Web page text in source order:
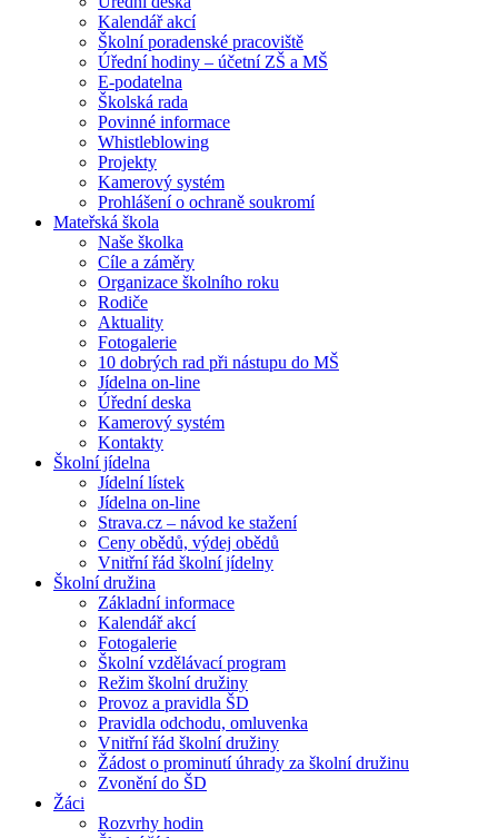
Kalendář akcí
Školní poradenské pracoviště
Úřední hodiny – účetní ZŠ a MŠ
E-podatelna
Školská rada
Povinné informace
Whistleblowing
Projekty
Kamerový systém
Prohlášení o ochraně soukromí
Mateřská škola
Naše školka
Cíle a záměry
Organizace školního roku
Rodiče
Aktuality
Fotogalerie
10 dobrých rad při nástupu do MŠ
Jídelna on-line
Úřední deska
Kamerový systém
Kontakty
Školní jídelna
Jídelní lístek
Jídelna on-line
Strava.cz – návod ke stažení
Ceny obědů, výdej obědů
Vnitřní řád školní jídelny
Školní družina
Základní informace
Kalendář akcí
Fotogalerie
Školní vzdělávací program
Režim školní družiny
Provoz a pravidla ŠD
Pravidla odchodu, omluvenka
Vnitřní řád školní družiny
Žádost o prominutí úhrady za školní družinu
Zvonění do ŠD
Žáci
Rozvrhy hodin